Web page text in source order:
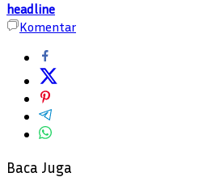
headline
Komentar
Baca Juga